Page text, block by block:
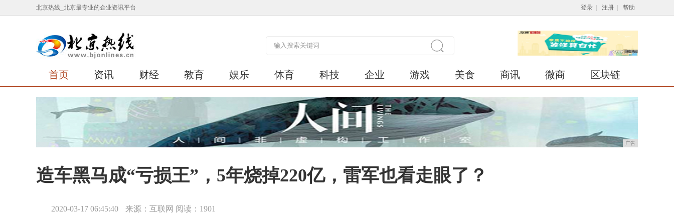
北京热线_北京最专业的企业资讯平台 登录 注册 帮助
首页 资讯 财经 教育 娱乐 体育 科技 企业 游戏 美食 商讯 微商 区块链
广告
造车黑马成“亏损王”，5年烧掉220亿，雷军也看走眼了？
2020-03-17 06:45:40 来源：互联网 阅读：1901